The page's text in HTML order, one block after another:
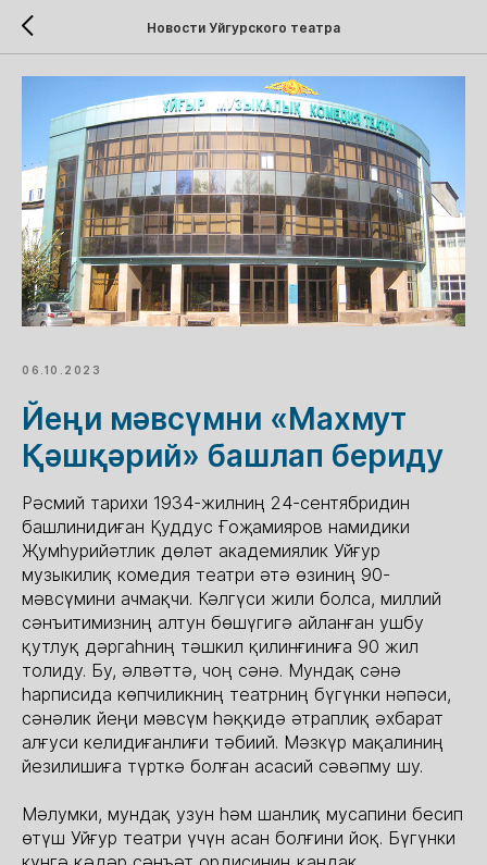
Новости Уйгурского театра
06.10.2023
Йеңи мәвсүмни «Махмут
Қәшқәрий» башлап бериду
Рәсмий тарихи 1934-жилниң 24-сентябридин
башлинидиған Қуддус Ғоҗамияров намидики
Җумһурийәтлик дөләт академиялик Уйғур
музыкилиқ комедия театри әтә өзиниң 90-
мәвсүмини ачмақчи. Кәлгүси жили болса, миллий
сәнъитимизниң алтун бөшүгигә айланған ушбу
қутлуқ дәргаһниң тәшкил қилинғиниға 90 жил
толиду. Бу, әлвәттә, чоң сәнә. Мундақ сәнә
һарписида көпчиликниң театрниң бүгүнки нәпәси,
сәнәлик йеңи мәвсүм һәққидә әтраплиқ әхбарат
алғуси келидиғанлиғи тәбиий. Мәзкүр мақалиниң
йезилишиға түрткә болған асасий сәвәпму шу.
Мәлумки, мундақ узун һәм шанлиқ мусапини бесип
өтүш Уйғур театри үчүн асан болғини йоқ. Бүгүнки